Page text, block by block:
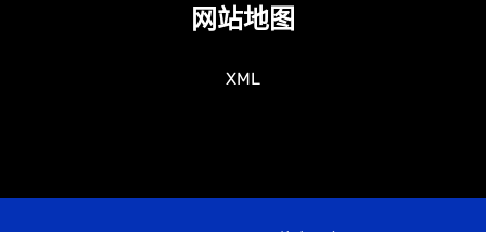
网站地图
XML